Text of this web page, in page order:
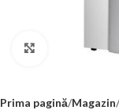
Click to enlarge
Prima pagină Magazin